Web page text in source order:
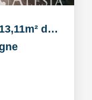
À louer chambre meublée de 13,11m² dans un logement...